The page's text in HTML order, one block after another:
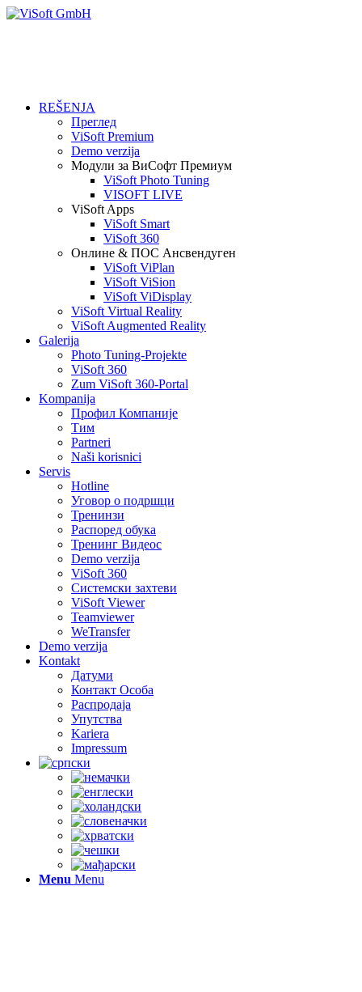
REŠENJA
Преглед
ViSoft Premium
Demo verzija
Модули за ВиСофт Премиум
ViSoft Photo Tuning
VISOFT LIVE
ViSoft Apps
ViSoft Smart
ViSoft 360
Онлине & ПОС Ансвендуген
ViSoft ViPlan
ViSoft ViSion
ViSoft ViDisplay
ViSoft Virtual Reality
ViSoft Augmented Reality
Galerija
Photo Tuning-Projekte
ViSoft 360
Zum ViSoft 360-Portal
Kompanija
Профил Компаније
Тим
Partneri
Naši korisnici
Servis
Hotline
Уговор о подршци
Тренинзи
Распоред обука
Тренинг Видеос
Demo verzija
ViSoft 360
Системски захтеви
ViSoft Viewer
Teamviewer
WeTransfer
Demo verzija
Kontakt
Датуми
Контакт Oсоба
Распродаја
Упутства
Kariera
Impressum
Menu Menu